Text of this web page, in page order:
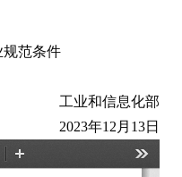
规范条件
工业和信息化部
2023年12月13日